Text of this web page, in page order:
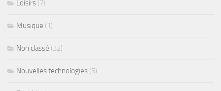
Loisirs (7)
Musique (1)
Non classé (32)
Nouvelles technologies (5)